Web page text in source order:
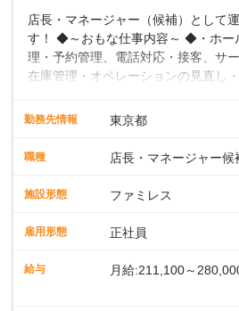
店長・マネージャー（候補）として
す！ ◆～おもな仕事内容～ ◆・ホー
理・予約管理、電話対応・接客、サ
在庫管理・オペレーションの見直し
入社後はスキルに合わせた業務から
向上を目指すDX推進～ ◆すかいらー
スタッフの働きやすさをサポートし
や歩行数が約40%も削減されました
なDX（デジタルトランスフォーメー
勤務先情報 東京都
職種 店長・マネージャー候
施設形態 ファミレス
雇用形態 正社員
給与 月給:211,100～